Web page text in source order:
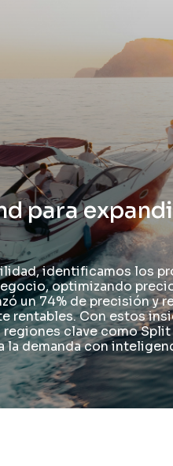
para
identificamos los
optimizando
un 74% de precisión y
rentables. Con estos
clave como Split
la demanda con